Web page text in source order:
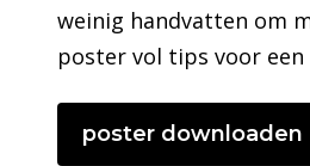
weinig handvatten om
poster vol tips voor een
poster downloaden